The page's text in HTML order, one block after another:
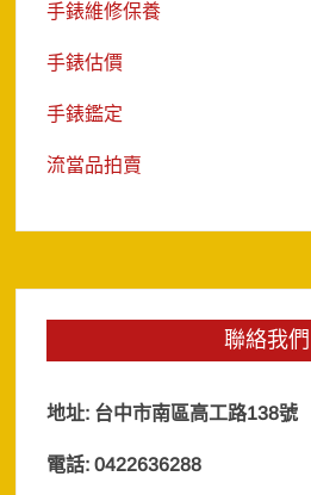
手錶維修保養
手錶估價
手錶鑑定
流當品拍賣
聯絡我們
地址: 台中市南區高工路138號
電話: 0422636288